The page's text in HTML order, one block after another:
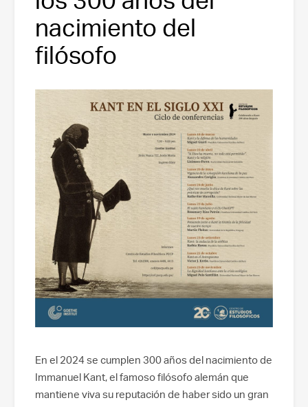
nacimiento del
filósofo
En el 2024 se cumplen 300 años del nacimiento de
Immanuel Kant, el famoso filósofo alemán que
mantiene viva su reputación de haber sido un gran